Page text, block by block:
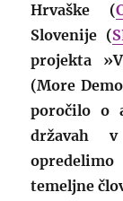
Hrvaške (
Slovenije (
projekta
(More
poročilo o
državah
temeljne